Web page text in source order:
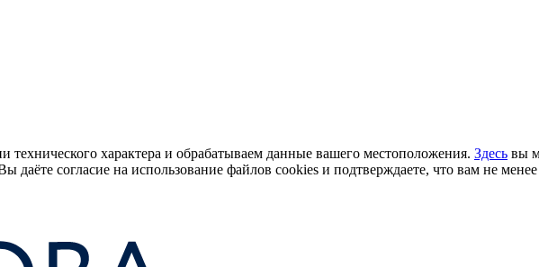
характера и обрабатываем данные вашего местоположения. Здесь вы
согласие на использование файлов cookies и подтверждаете, что вам не менее